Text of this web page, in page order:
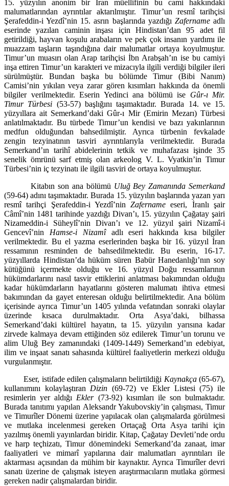
15. yüzyılın anonim bir İran müellifinin bu cami hakkındaki
malumatlarından ayrıntılar aktarılmıştır. Timur’un resmî tarihçisi
Şerafeddin-i Yezdî’nin 15. asrın başlarında yazdığı Zafernameadlı
eserinde yazılan cami­nin inşası için Hindistan’dan 95 adet fil
getirildiği, hayvan koşulu arabaların ve pek çok insanın yardımı ile
muazzam taşların taşındığına dair malumatlar ortaya koyulmuştur.
Timur’un muasırı olan Arap tarihçisi İbn Arabşah’ın ise bu camiyi
inşa ettiren Timur’un karakteri ve mizacıyla ilgili verdiği bilgiler ileri
sürülmüştür. Bundan başka bu bölümde Timur (Bibi Nanım)
Camisi’nin yıkı­lan veya zarar gören kısımları hakkında da önemli
bilgiler verilmektedir. Ese­rin Yedinci ana bölümü ise Gûr-ı Mir.
Timur Türbesi (53-57) başlığını taşımak­tadır. Burada 14. ve 15.
yüzyıllara ait Semerkand’daki Gûr-ı Mir (Emirin Me­zarı) Türbesi
anlatılmaktadır. Bu türbede Timur’un kendisi ve bazı yakınları­nın
medfun olduğundan bahsedilmiştir. Ayrıca türbenin fevkalade
zengin tezyinatının tasviri ayrıntılarıyla verilmektedir. Burada
Semerkand’ın tarihî abidelerinin tetkik ve muhafazası işinde 35
senelik ömrünü sarf etmiş olan arkeolog V. L. Vyatkin’in Timur
Türbesi’nin iç tezyinatı ile ilgili tasviri de or­taya koyulmuştur.
Kitabın son ana bölümü Uluğ Bey Zamanında Semerkand
(59-64) adını taşımaktadır. Burada 15. yüzyılın başlarında yazan yarı
resmî tarihçi Şerafed­din-i Yezdî’nin Zafername eseri, İranlı şair
Câmî’nin 1481 tarihinde yazdığı Divan’ı, 15. yüzyılın Çağatay şairi
Nizameddin-i Süheylî’nin Divan’ı ve 12. yüz­yıl şairi Nizamî-i
Gencevî’nin Hamse-i Nizamî adlı eseri hakkında kısa bilgiler
verilmektedir. Bu el yazma eserlerinden başka bir 16. yüzyıl İran
ressamının resminden de bahsedilmektedir. Bu eserin, 16-17.
yüzyıllarda Hindistan’da hüküm süren Babür Hanedanlığı’nın soy
kütüğünü içermekte olduğu ve 16. yüzyıl Doğu ressamlarının
hükümdarlarını nasıl tasvir ettiklerini anlatması ba­kımından olduğu
kadar hükümdarların hayatlarını gösteren malumatı ihtiva etmesi
bakımından da gayet enteresan olduğu belirtilmektedir. Ana bölüm
içerisinde ayrıca Timur’un 1405 yılında vefatından sonraki olaylar
üzerinde kısaca durulmaktadır. Orta Asya’daki, bilhassa
Semerkand’daki kültürel ha­yatın, ta 15. yüzyılın yarısına kadar
zirvede kalmaya devam ettiğinden söz edilerek Timur’un torunu ve
alim Uluğ Bey zamanındaki (1409-1449) Semer­kand’ın edebiyat,
ilim ve inşaat sanatı sahasında kültürel faaliyetlerin mer­kezi olduğu
vurgulanmıştır.
Eser, istifade edilen çalışmaların belirtildiği Kaynakça(65-67),
kullanı­mını kolaylaştıran Dizin (69-72) ve Ekler Listesi (75) ile
resimlerin yer aldığı Ekler(73-92) kısımları ile son bulmaktadır.
Burada tanıtımı yapılan Aleksandr Yakubovskiy’in çalışması, Timur
ve Timurîler Dönemi üzerine yapılacak olan çalışmalarda görülmesi
ve mutlaka incelenmesi gereken Ortaçağ Orta Asya tarihi için
yazılmış önemli yayınlardan biridir. Kitap, Çağatay Devleti’nde ordu
ve harp teçhizatı, Timur dönemindeki Semerkand’da zanaat, imar
faaliyatleri ve mimarî yapılarına dair malumatları ayrıntıları ile
aktarması açısından da mühim bir kaynaktır. Ayrıca Timurîler devri
sanatı üzerine de çalışmak iste­yen araştırmacıların mutlaka görmesi
gereken nadir çalışmalardan biridir.